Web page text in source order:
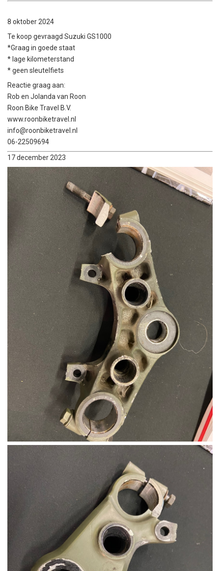
8 oktober 2024
Te koop gevraagd Suzuki GS1000
*Graag in goede staat
* lage kilometerstand
* ⁠geen sleutelfiets
Reactie graag aan:
Rob en Jolanda van Roon
Roon Bike Travel B.V.
www.roonbiketravel.nl
info@roonbiketravel.nl
06-22509694
17 december 2023